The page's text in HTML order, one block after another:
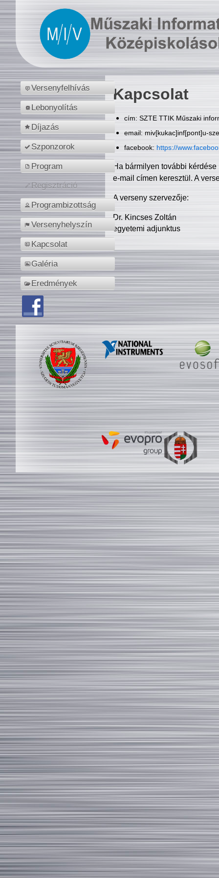
Versenyfelhívás
Lebonyolítás
Díjazás
Szponzorok
Program
Regisztráció
Programbizottság
Versenyhelyszín
Kapcsolat
Galéria
Eredmények
Kapcsolat
cím: SZTE TTIK Műszaki
email: miv[kukac]inf[pont]u-
facebook: https://
Ha bármilyen további
e-mail címen keresztül. A
A verseny szervezője:
Dr. Kincses Zoltán
egyetemi adjunktus